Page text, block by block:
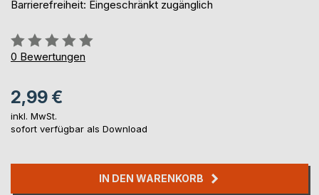
Barrierefreiheit: Eingeschränkt zugänglich
Bewertung::
0%
0 Bewertungen
2,99 €
inkl. MwSt.
sofort verfügbar als Download
IN DEN WARENKORB